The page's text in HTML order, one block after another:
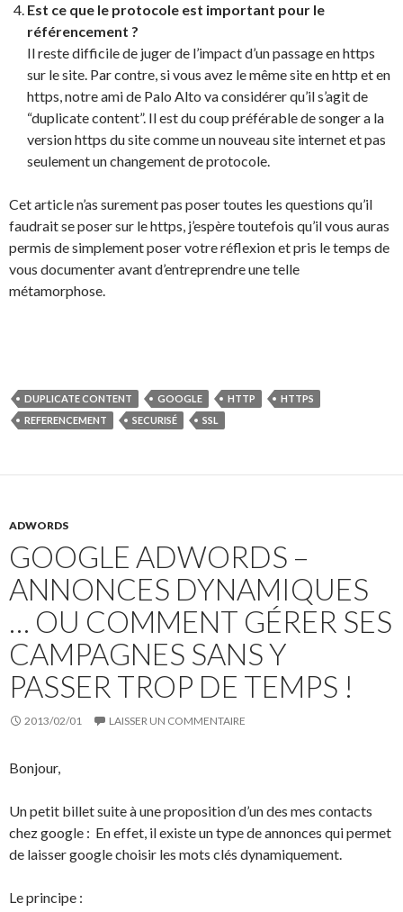
Est ce que le protocole est important pour le
référencement ?
Il reste difficile de juger de l’impact d’un passage en https
sur le site. Par contre, si vous avez le même site en http et en
https, notre ami de Palo Alto va considérer qu’il s’agit de
“duplicate content”. Il est du coup préférable de songer a la
version https du site comme un nouveau site internet et pas
seulement un changement de protocole.
Cet article n’as surement pas poser toutes les questions qu’il
faudrait se poser sur le https, j’espère toutefois qu’il vous auras
permis de simplement poser votre réflexion et pris le temps de
vous documenter avant d’entreprendre une telle
métamorphose.
DUPLICATE CONTENT GOOGLE HTTP
HTTPS
REFERENCEMENT
SECURISÉ SSL
ADWORDS
GOOGLE ADWORDS –
ANNONCES DYNAMIQUES
… OU COMMENT GÉRER SES
CAMPAGNES SANS Y
PASSER TROP DE TEMPS !
2013/02/01 LAISSER UN COMMENTAIRE
Bonjour,
Un petit billet suite à une proposition d’un des mes contacts
chez google : En effet, il existe un type de annonces qui permet
de laisser google choisir les mots clés dynamiquement.
Le principe :